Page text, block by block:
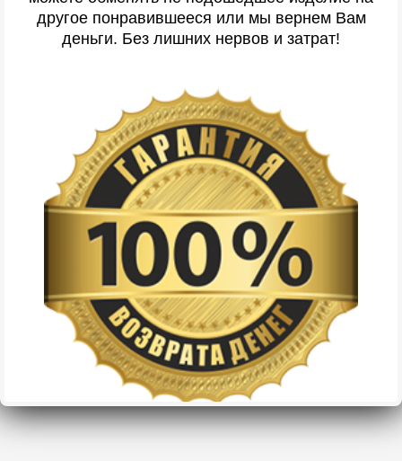
другое понравившееся или мы вернем Вам
деньги. Без лишних нервов и затрат!